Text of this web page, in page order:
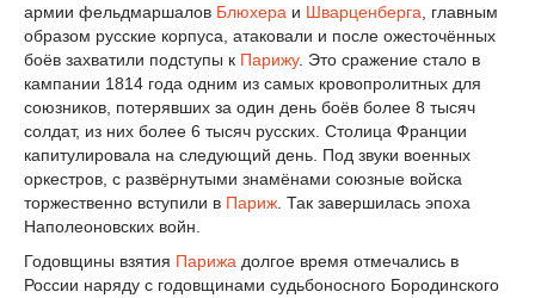
армии фельдмаршалов Блюхера и Шварценберга , главным
образом русские корпуса, атаковали и после ожесточённых
боёв захватили подступы к Парижу. Это сражение стало в
кампании 1814 года одним из самых кровопролитных для
союзников, потерявших за один день боёв более 8 тысяч
солдат, из них более 6 тысяч русских. Столица Франции
капитулировала на следующий день. Под звуки военных
оркестров, с развёрнутыми знамёнами союзные войска
торжественно вступили в Париж . Так завершилась эпоха
Наполеоновских войн.
Годовщины взятия Парижа долгое время отмечались в
России наряду с годовщинами судьбоносного Бородинского